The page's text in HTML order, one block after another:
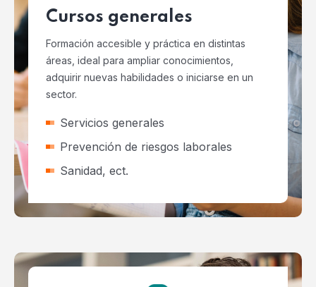
Cursos generales
Formación accesible y práctica en distintas
áreas, ideal para ampliar conocimientos,
adquirir nuevas habilidades o iniciarse en un
sector.
Servicios generales
Prevención de riesgos laborales
Sanidad, ect.